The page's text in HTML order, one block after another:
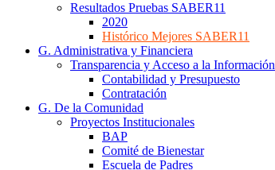
Resultados Pruebas SABER11
2020
Histórico Mejores SABER11
G. Administrativa y Financiera
Transparencia y Acceso a la Información
Contabilidad y Presupuesto
Contratación
G. De la Comunidad
Proyectos Institucionales
BAP
Comité de Bienestar
Escuela de Padres